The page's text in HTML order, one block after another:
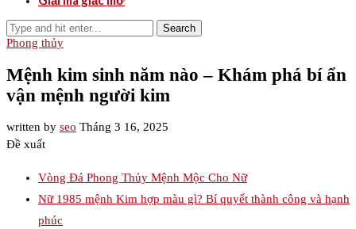
Search
Phong thủy
Mệnh kim sinh năm nào – Khám phá bí ẩn
vận mệnh người kim
written by seo Tháng 3 16, 2025
Đề xuất
Vòng Đá Phong Thủy Mệnh Mộc Cho Nữ
Nữ 1985 mệnh Kim hợp màu gì? Bí quyết thành công và hạnh
phúc